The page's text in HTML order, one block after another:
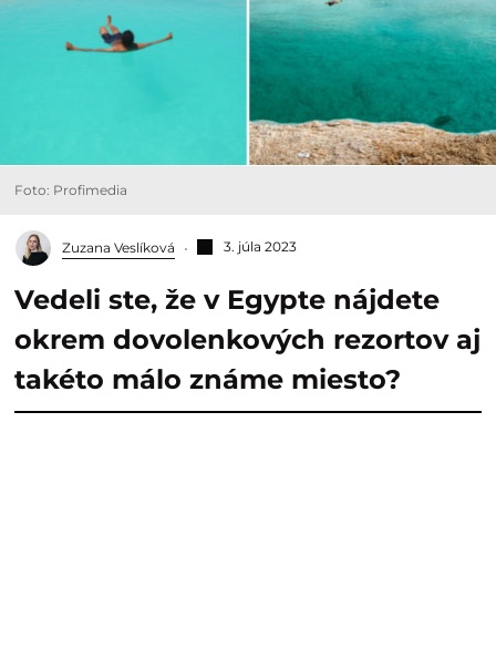
Foto: Profimedia
Zuzana Veslíková 3. júla 2023
Vedeli ste, že v Egypte nájdete
okrem dovolenkových rezortov aj
takéto málo známe miesto?